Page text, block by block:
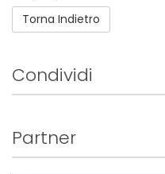
Torna Indietro
Condividi
Partner